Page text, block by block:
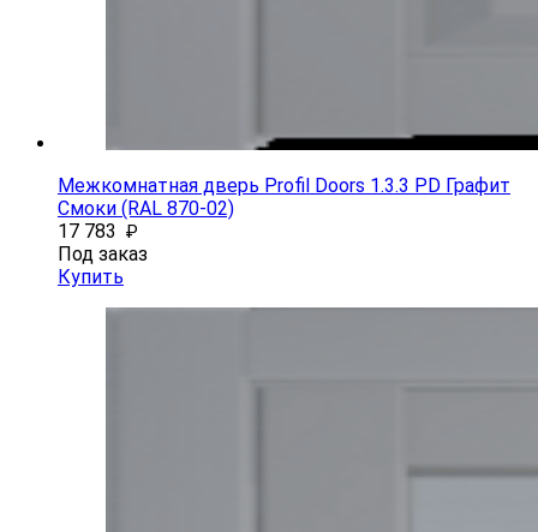
Межкомнатная дверь Profil Doors 1.3.3 PD Графит
Смоки (RAL 870-02)
17 783 ₽
Под заказ
Купить